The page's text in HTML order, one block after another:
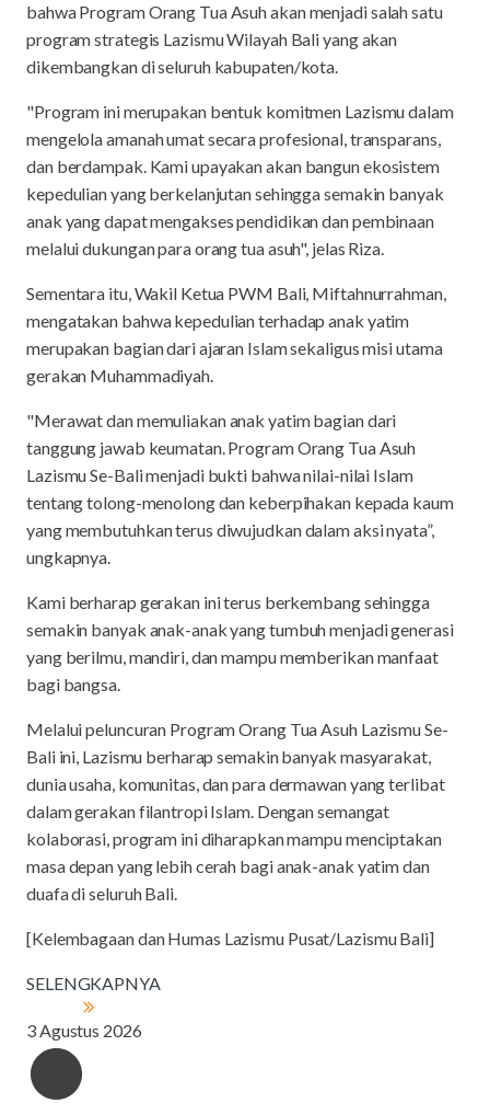
bahwa Program Orang Tua Asuh akan menjadi salah satu
program strategis Lazismu Wilayah Bali yang akan
dikembangkan di seluruh kabupaten/kota.
"Program ini merupakan bentuk komitmen Lazismu dalam
mengelola amanah umat secara profesional, transparans,
dan berdampak. Kami upayakan akan bangun ekosistem
kepedulian yang berkelanjutan sehingga semakin banyak
anak yang dapat mengakses pendidikan dan pembinaan
melalui dukungan para orang tua asuh", jelas Riza.
Sementara itu, Wakil Ketua PWM Bali, Miftahnurrahman,
mengatakan bahwa kepedulian terhadap anak yatim
merupakan bagian dari ajaran Islam sekaligus misi utama
gerakan Muhammadiyah.
"Merawat dan memuliakan anak yatim bagian dari
tanggung jawab keumatan. Program Orang Tua Asuh
Lazismu Se-Bali menjadi bukti bahwa nilai-nilai Islam
tentang tolong-menolong dan keberpihakan kepada kaum
yang membutuhkan terus diwujudkan dalam aksi nyata”,
ungkapnya.
Kami berharap gerakan ini terus berkembang sehingga
semakin banyak anak-anak yang tumbuh menjadi generasi
yang berilmu, mandiri, dan mampu memberikan manfaat
bagi bangsa.
Melalui peluncuran Program Orang Tua Asuh Lazismu Se-
Bali ini, Lazismu berharap semakin banyak masyarakat,
dunia usaha, komunitas, dan para dermawan yang terlibat
dalam gerakan filantropi Islam. Dengan semangat
kolaborasi, program ini diharapkan mampu menciptakan
masa depan yang lebih cerah bagi anak-anak yatim dan
duafa di seluruh Bali.
[Kelembagaan dan Humas Lazismu Pusat/Lazismu Bali]
SELENGKAPNYA
3 Agustus 2026